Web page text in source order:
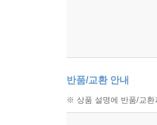
반품/교환 안내
※ 상품 설명에 반품/교환